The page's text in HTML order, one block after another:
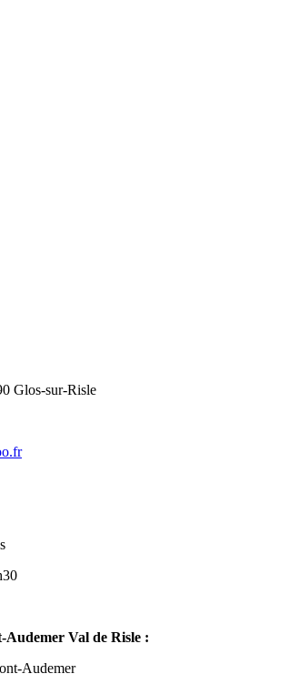
Glos-sur-Risle
Audemer Val de Risle :
Audemer